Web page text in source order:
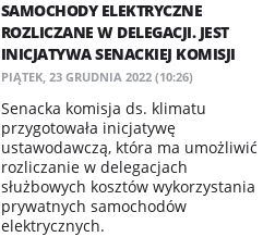
SAMOCHODY ELEKTRYCZNE
ROZLICZANE W DELEGACJI. JEST
INICJATYWA SENACKIEJ KOMISJI
PIĄTEK, 23 GRUDNIA 2022 (10:26)
Senacka komisja ds. klimatu
przygotowała inicjatywę
ustawodawczą, która ma umożliwić
rozliczanie w delegacjach
służbowych kosztów wykorzystania
prywatnych samochodów
elektrycznych.